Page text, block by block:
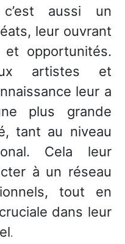
aussi un
leur ouvrant
opportunités.
artistes et
leur a
plus grande
tant au niveau
Cela leur
à un réseau
tout en
dans leur
.